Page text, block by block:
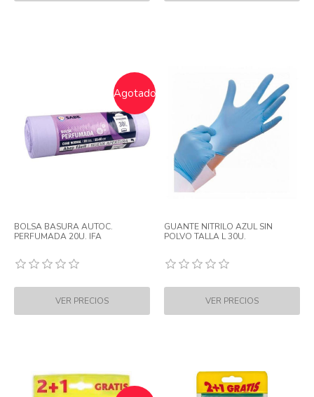
Agotado
BOLSA BASURA AUTOC.
PERFUMADA 20U. IFA
GUANTE NITRILO AZUL SIN
POLVO TALLA L 30U.